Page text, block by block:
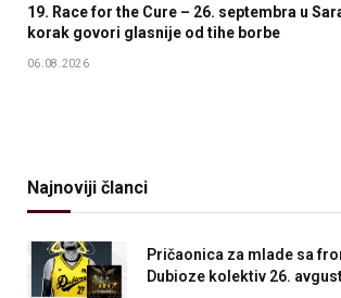
19. Race for the Cure – 26. septembra u
korak govori glasnije od tihe borbe
06.08.2026
Najnoviji članci
Pričaonica za mlade sa
Dubioze kolektiv 26.